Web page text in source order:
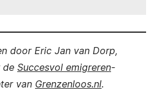
door Eric Jan van Dorp,
de Succesvol emigreren-
van Grenzenloos.nl.